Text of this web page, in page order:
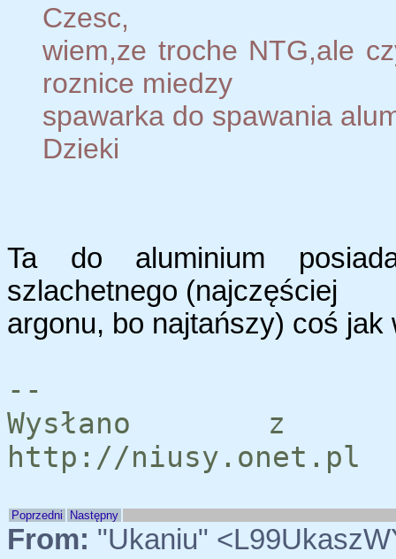
Czesc,
wiem,ze troche NTG,ale
roznice miedzy
spawarka do spawania
Dzieki
Ta do aluminium
szlachetnego (najczęściej
argonu, bo najtańszy) coś jak
--
Wysłano z
http://niusy.onet.pl
Poprzedni Następny
From: "Ukaniu"